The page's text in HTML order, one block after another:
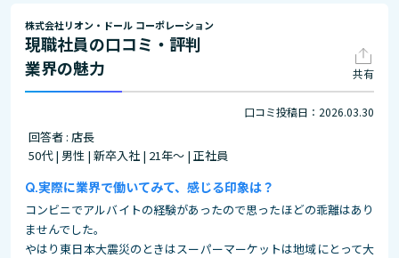
株式会社リオン・ドール コーポレーション
現職社員の口コミ・評判
業界の魅力
共有
口コミ投稿日：2026.03.30
回答者 : 店長
50代 | 男性 | 新卒入社 | 21年～ | 正社員
実際に業界で働いてみて、感じる印象は？
コンビニでアルバイトの経験があったので思ったほどの乖離はあり
ませんでした。
やはり東日本大震災のときはスーパーマーケットは地域にとって大